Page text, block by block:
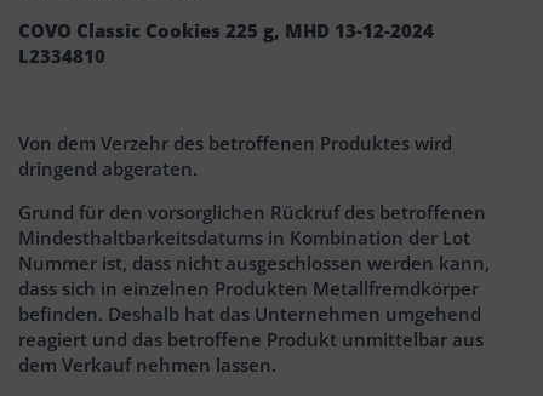
COVO Classic Cookies 225 g, MHD 13-12-2024
L2334810
Von dem Verzehr des betroffenen Produktes wird
dringend abgeraten.
Grund für den vorsorglichen Rückruf des betroffenen
Mindesthaltbarkeitsdatums in Kombination der Lot
Nummer ist, dass nicht ausgeschlossen werden kann,
dass sich in einzelnen Produkten Metallfremdkörper
befinden. Deshalb hat das Unternehmen umgehend
reagiert und das betroffene Produkt unmittelbar aus
dem Verkauf nehmen lassen.